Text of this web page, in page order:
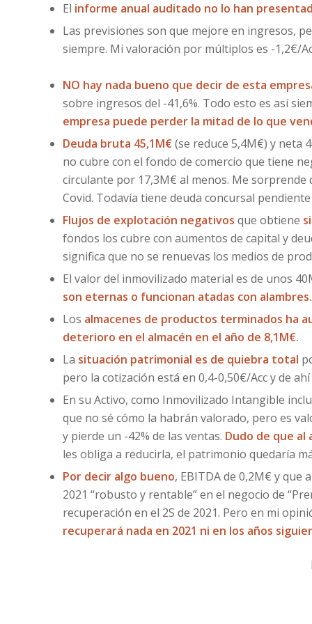
El informe anual auditado no lo han
Las previsiones son que mejore en ingresos,
siempre. Mi valoración por múltiplos es -1,2€/
NO hay nada bueno que decir de esta
sobre ingresos del -41,6%. Todo esto es así
empresa puede perder la mitad de lo que
Deuda bruta 45,1M€(se reduce 5,4M€) y neta
no cubre con el fondo de comercio que tiene
circulante por 17,3M€ al menos. Me sorprende
Covid. Todavía tiene deuda concursal
Flujos de explotación negativos que obtiene
fondos los cubre con aumentos de capital y
significa que no se renuevas los medios de
El valor del inmovilizado material es de unos
son eternas o funcionan atadas con alambres.
Los almacenes de productos terminados ha
deterioro en el almacén en el año de 8,1M€.
La situación patrimonial es de quiebra total
pero la cotización está en 0,4-0,50€/Acc y de
En su Activo, como Inmovilizado Intangible
que no sé cómo la habrán valorado, pero es
y pierde un -42% de las ventas. Dudo de que
les obliga a reducirla, el patrimonio quedaría
Por decir algo bueno, EBITDA de 0,2M€ y que
2021 “robusto y rentable” en el negocio de
recuperación en el 2S de 2021. Pero en mi
recuperará nada en 2021 ni en los años